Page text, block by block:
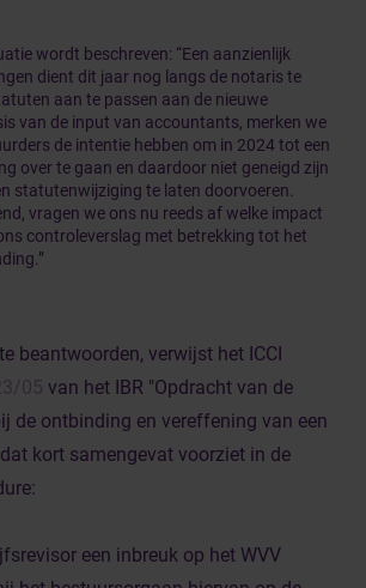
wordt beschreven: “Een aanzienlijk
dient dit jaar nog langs de notaris te
aan te passen aan de nieuwe
van de input van accountants, merken we
de intentie hebben om in 2024 tot een
over te gaan en daardoor niet geneigd zijn
statutenwijziging te laten doorvoeren.
vragen we ons nu reeds af welke impact
controleverslag met betrekking tot het
beantwoorden, verwijst het ICCI
05 van het IBR "Opdracht van de
de ontbinding en vereffening van een
kort samengevat voorziet in de
een inbreuk op het WVV